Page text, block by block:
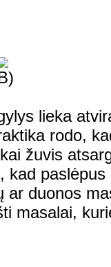
lieka
rodo,
žuvis
kad
ar duonos
masalai,